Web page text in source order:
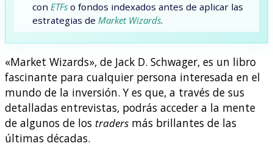
con ETFs o fondos indexados antes de aplicar las
estrategias de Market Wizards.
«Market Wizards», de Jack D. Schwager, es un libro
fascinante para cualquier persona interesada en el
mundo de la inversión. Y es que, a través de sus
detalladas entrevistas, podrás acceder a la mente
de algunos de los traders más brillantes de las
últimas décadas.